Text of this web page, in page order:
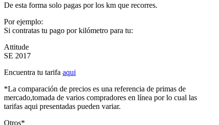
De esta forma solo pagas por los km que recorres.
Por ejemplo:
Si contratas tu pago por kilómetro para tu:
Attitude
SE 2017
Encuentra tu tarifa aqui
*La comparación de precios es una referencia de primas de
mercado,tomada de varios compradores en línea por lo cual las
tarifas aqui presentadas pueden variar.
Otros*